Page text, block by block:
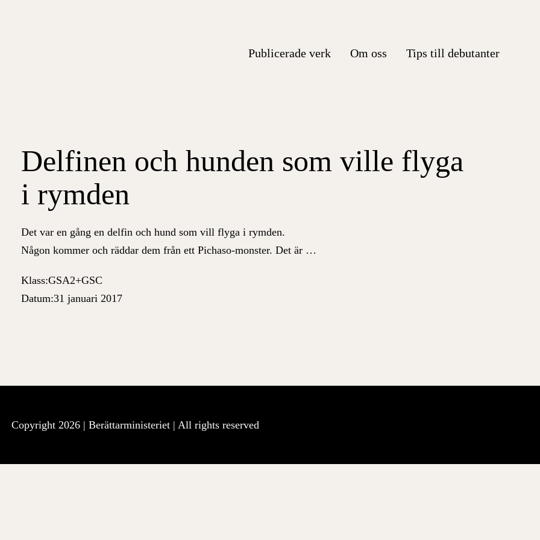
Publicerade verk Om oss Tips till debutanter
Delfinen och hunden som ville flyga
i rymden
Det var en gång en delfin och hund som vill flyga i rymden.
Någon kommer och räddar dem från ett Pichaso-monster. Det är …
Klass:GSA2+GSC
Datum:31 januari 2017
Copyright 2026 | Berättarministeriet | All rights reserved